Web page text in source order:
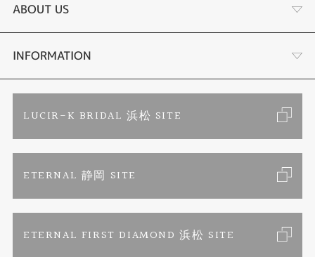
黒蝶真珠
時計
色石
ジュエリーリフォーム
婚約指輪
個性溢れる色石の魅力
YouTube ルシルケイチャンネル
ブライダルリングサイト
ブランドリスト
ペンを拾うお姉さん
ABOUT US
店舗情報・会社概要
お客様の声
INFORMATION
特定商取引に関する表記
LUCIR-K BRIDAL 浜松 SITE
ETERNAL 静岡 SITE
ETERNAL FIRST DIAMOND 浜松 SITE